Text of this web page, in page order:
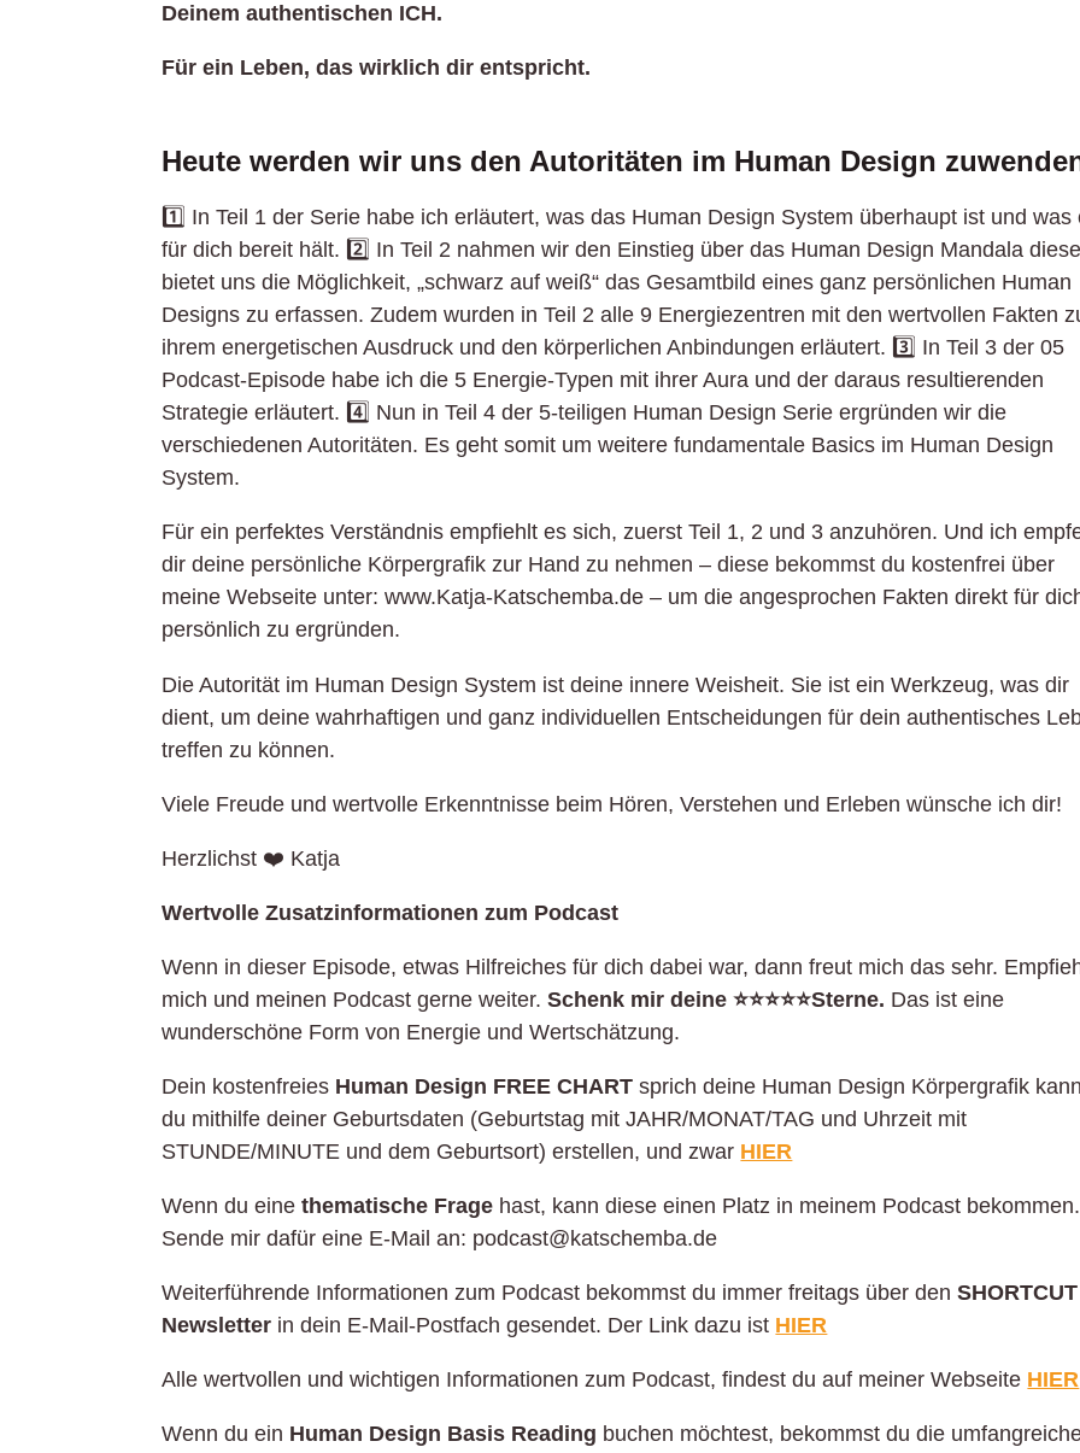
Deinem authentischen ICH.
Für ein Leben, das wirklich dir entspricht.
Heute werden wir uns den Autoritäten im Human Design
1️⃣ In Teil 1 der Serie habe ich erläutert, was das Human Design System überhaupt ist und was
für dich bereit hält. 2️⃣ In Teil 2 nahmen wir den Einstieg über das Human Design Mandala diese
bietet uns die Möglichkeit, „schwarz auf weiß“ das Gesamtbild eines ganz persönlichen Human
Designs zu erfassen. Zudem wurden in Teil 2 alle 9 Energiezentren mit den wertvollen Fakten
ihrem energetischen Ausdruck und den körperlichen Anbindungen erläutert. 3️⃣ In Teil 3 der 05
Podcast-Episode habe ich die 5 Energie-Typen mit ihrer Aura und der daraus resultierenden
Strategie erläutert. 4️⃣ Nun in Teil 4 der 5-teiligen Human Design Serie ergründen wir die
verschiedenen Autoritäten. Es geht somit um weitere fundamentale Basics im Human Design
System.
Für ein perfektes Verständnis empfiehlt es sich, zuerst Teil 1, 2 und 3 anzuhören. Und ich
dir deine persönliche Körpergrafik zur Hand zu nehmen – diese bekommst du kostenfrei über
meine Webseite unter: www.Katja-Katschemba.de – um die angesprochen Fakten direkt für
persönlich zu ergründen.
Die Autorität im Human Design System ist deine innere Weisheit. Sie ist ein Werkzeug, was dir
dient, um deine wahrhaftigen und ganz individuellen Entscheidungen für dein authentisches
treffen zu können.
Viele Freude und wertvolle Erkenntnisse beim Hören, Verstehen und Erleben wünsche ich dir!
Herzlichst ❤️ Katja
Wertvolle Zusatzinformationen zum Podcast
Wenn in dieser Episode, etwas Hilfreiches für dich dabei war, dann freut mich das sehr.
mich und meinen Podcast gerne weiter.Schenk mir deine ⭐️⭐️⭐️⭐️⭐️Sterne. Das ist eine
wunderschöne Form von Energie und Wertschätzung.
Dein kostenfreies Human Design FREE CHART sprich deine Human Design Körpergrafik
du mithilfe deiner Geburtsdaten (Geburtstag mit JAHR/MONAT/TAG und Uhrzeit mit
STUNDE/MINUTE und dem Geburtsort) erstellen, und zwar HIER
Wenn du eine thematische Frage hast, kann diese einen Platz in meinem Podcast bekommen.
Sende mir dafür eine E-Mail an: podcast@katschemba.de
Weiterführende Informationen zum Podcast bekommst du immer freitags über denSHORTCUT
Newsletter in dein E-Mail-Postfach gesendet. Der Link dazu ist HIER
Alle wertvollen und wichtigen Informationen zum Podcast, findest du auf meiner Webseite HIER
Wenn du ein Human Design Basis Reading buchen möchtest, bekommst du die